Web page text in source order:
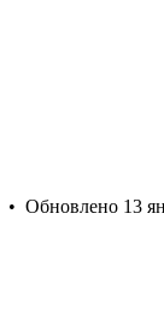
• Обновлено 13